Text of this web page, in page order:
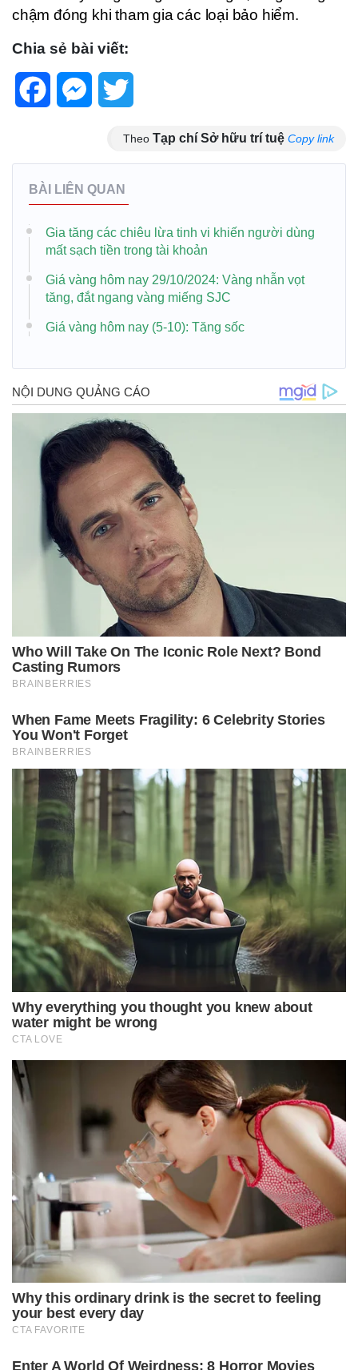
chậm đóng khi tham gia các loại bảo hiểm.
Chia sẻ bài viết:
FacebookMessenger
Theo Tạp chí Sở hữu trí tuệ Copy link
BÀI LIÊN QUAN
Gia tăng các chiêu lừa tinh vi khiến người dùng
mất sạch tiền trong tài khoản
Giá vàng hôm nay 29/10/2024: Vàng nhẫn vọt
tăng, đắt ngang vàng miếng SJC
Giá vàng hôm nay (5-10): Tăng sốc